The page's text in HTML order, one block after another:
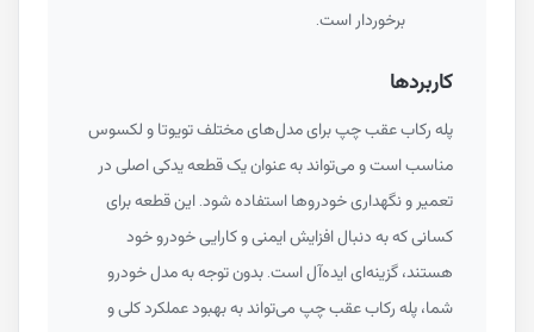
برخوردار است.
کاربردها
پله رکاب عقب چپ برای مدل‌های مختلف تویوتا و لکسوس
مناسب است و می‌تواند به عنوان یک قطعه یدکی اصلی در
تعمیر و نگهداری خودروها استفاده شود. این قطعه برای
کسانی که به دنبال افزایش ایمنی و کارایی خودرو خود
هستند، گزینه‌ای ایده‌آل است. بدون توجه به مدل خودرو
شما، پله رکاب عقب چپ می‌تواند به بهبود عملکرد کلی و